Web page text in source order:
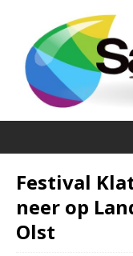
Festival
neer op
Olst